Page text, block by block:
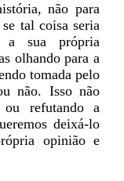
não para
tal coisa seria
a sua própria
olhando para a
tomada pelo
não. Isso não
ou refutando a
deixá-lo
opinião e